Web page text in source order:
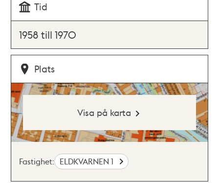
Tid
1958 till 1970
Plats
Visa på karta
Fastighet: ELDKVARNEN 1